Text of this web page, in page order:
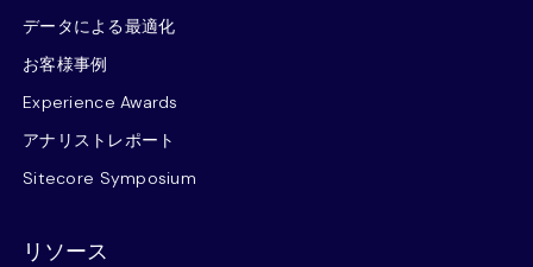
データによる最適化
お客様事例
Experience Awards
アナリストレポート
Sitecore Symposium
リソース